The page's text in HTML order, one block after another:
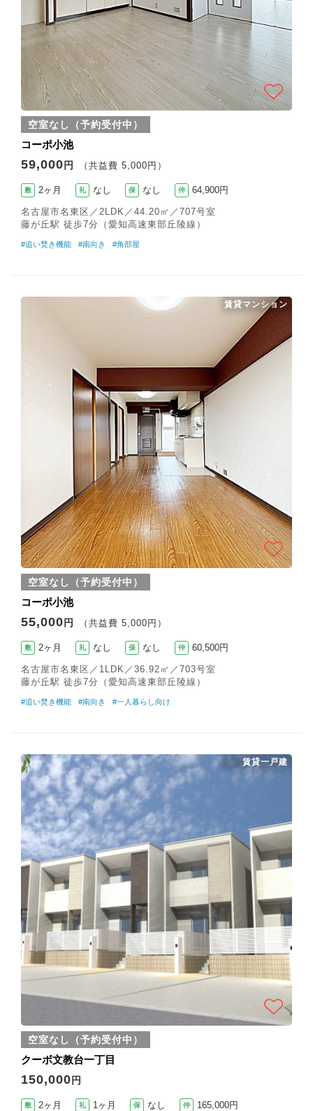
空室なし（予約受付中）
コーポ小池
59,000 円 （共益費 5,000円）
敷 2ヶ月 礼 なし 保 なし 仲 64,900円
名古屋市名東区／2LDK／44.20㎡／707号室
藤が丘駅 徒歩7分（愛知高速東部丘陵線）
#追い焚き機能 #南向き #角部屋
空室なし（予約受付中）
コーポ小池
55,000 円 （共益費 5,000円）
敷 2ヶ月 礼 なし 保 なし 仲 60,500円
名古屋市名東区／1LDK／36.92㎡／703号室
藤が丘駅 徒歩7分（愛知高速東部丘陵線）
賃貸マンション
#追い焚き機能 #南向き #一人暮らし向け
空室なし（予約受付中）
クーボ文教台一丁目
150,000 円
敷 2ヶ月 礼 1ヶ月 保 なし 仲 165,000円
賃貸一戸建